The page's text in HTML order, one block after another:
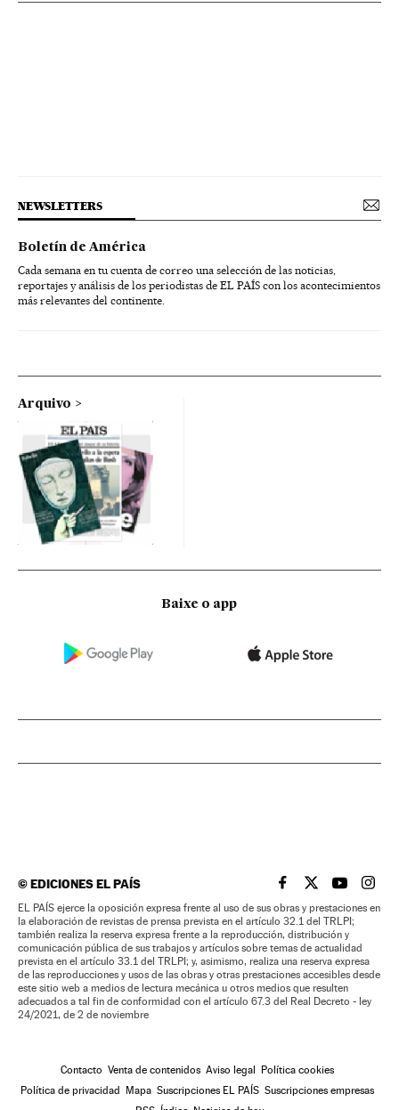
NEWSLETTERS
Boletín de América
Cada semana en tu cuenta de correo una selección de las noticias,
reportajes y análisis de los periodistas de EL PAÍS con los acontecimientos
más relevantes del continente.
Arquivo
Baixe o app
©EDICIONES EL PAÍS EL PAÍS BRASIL EN
EL PAÍSEL PAÍS
EL
EL PAÍS ejerce la oposición expresa frente al uso de sus obras y prestaciones en
la elaboración de revistas de prensa prevista en el artículo 32.1 del TRLPI;
también realiza la reserva expresa frente a la reproducción, distribución y
comunicación pública de sus trabajos y artículos sobre temas de actualidad
prevista en el artículo 33.1 del TRLPI; y, asimismo, realiza una reserva expresa
de las reproducciones y usos de las obras y otras prestaciones accesibles desde
este sitio web a medios de lectura mecánica u otros medios que resulten
adecuados a tal fin de conformidad con el artículo 67.3 del Real Decreto - ley
24/2021, de 2 de noviembre
Contacto Venta de contenidos Aviso legal Política cookies
Política de privacidad Mapa Suscripciones EL PAÍS Suscripciones empresas